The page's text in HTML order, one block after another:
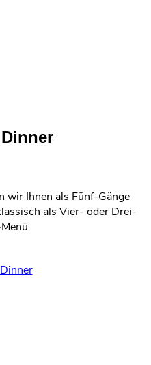
Dinner
wir Ihnen als Fünf-Gänge
als Vier- oder Drei-